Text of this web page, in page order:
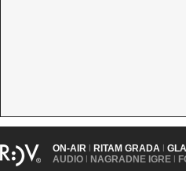
ON-AIR | RITAM GRADA |
AUDIO | NAGRADNE IGRE |